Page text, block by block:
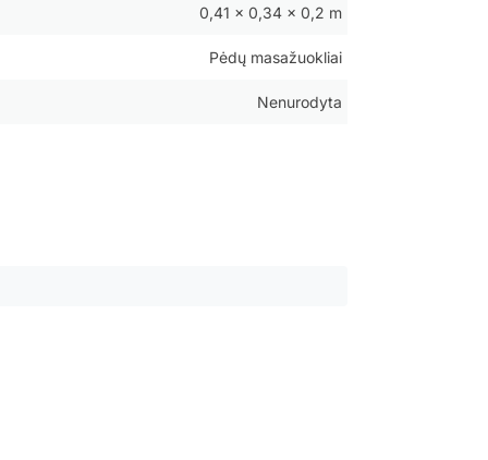
0,41 × 0,34 × 0,2 m
Pėdų masažuokliai
Nenurodyta